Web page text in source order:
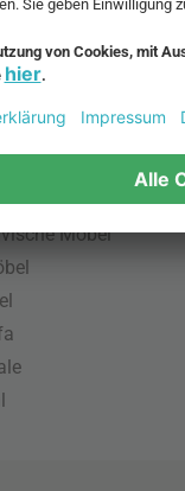
und zzgl.
Möbel